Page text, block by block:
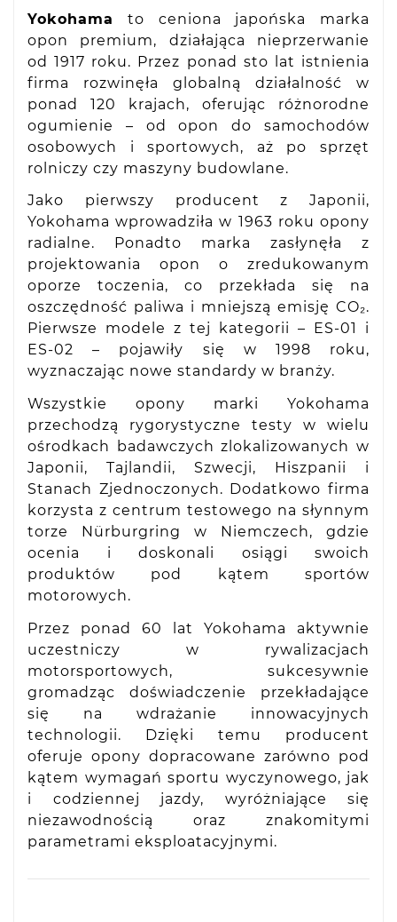
Yokohama
to ceniona japońska marka
opon premium, działająca nieprzerwanie
od 1917 roku. Przez ponad sto lat istnienia
firma rozwinęła globalną działalność w
ponad 120 krajach, oferując różnorodne
ogumienie – od opon do samochodów
osobowych i sportowych, aż po sprzęt
rolniczy czy maszyny budowlane.
Jako pierwszy producent z Japonii,
Yokohama wprowadziła w 1963 roku opony
radialne. Ponadto marka zasłynęła z
projektowania opon o zredukowanym
oporze toczenia, co przekłada się na
oszczędność paliwa i mniejszą emisję CO₂.
Pierwsze modele z tej kategorii – ES-01 i
ES-02 – pojawiły się w 1998 roku,
wyznaczając nowe standardy w branży.
Wszystkie opony marki Yokohama
przechodzą rygorystyczne testy w wielu
ośrodkach badawczych zlokalizowanych w
Japonii, Tajlandii, Szwecji, Hiszpanii i
Stanach Zjednoczonych. Dodatkowo firma
korzysta z centrum testowego na słynnym
torze Nürburgring w Niemczech, gdzie
ocenia i doskonali osiągi swoich
produktów pod kątem sportów
motorowych.
Przez ponad 60 lat Yokohama aktywnie
uczestniczy w rywalizacjach
motorsportowych, sukcesywnie
gromadząc doświadczenie przekładające
się na wdrażanie innowacyjnych
technologii. Dzięki temu producent
oferuje opony dopracowane zarówno pod
kątem wymagań sportu wyczynowego, jak
i codziennej jazdy, wyróżniające się
niezawodnością oraz znakomitymi
parametrami eksploatacyjnymi.